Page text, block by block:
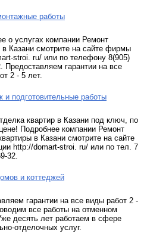
работы
о услугах компании Ремонт
в Казани смотрите на сайте фирмы
stroi. ru/ или по телефону 8(905)
Предоставляем гарантии на все
2 - 5 лет.
и подготовительные работы
квартир в Казани под ключ, по
Подробнее компании Ремонт
в Казани смотрите на сайте
http://domart-stroi. ru/ или по тел. 7
32.
и коттеджей
гарантии на все виды работ 2 -
все работы на отменном
десять лет работаем в сфере
отделочных услуг.